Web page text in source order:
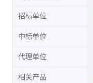
招标单位
中标单位
代理单位
相关产品